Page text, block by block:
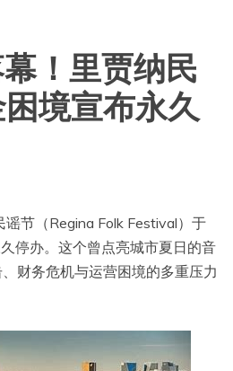
！里贾纳民
境宣布永久
谣节（Regina Folk Festival）于
停办。这个曾点亮城市夏日的音
财务危机与运营困境的多重压力